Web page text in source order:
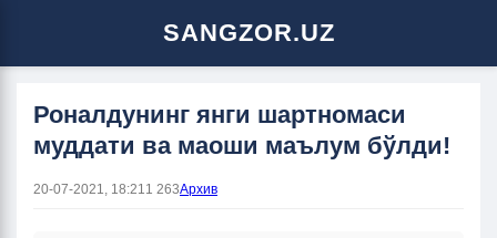
SANGZOR.UZ
Роналдунинг янги шартномаси
муддати ва маоши маълум бўлди!
20-07-2021, 18:211 263Архив